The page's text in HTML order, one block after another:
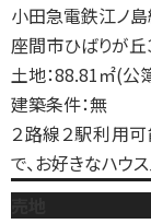
小田急電鉄江ノ
座間市ひばりが丘
土地：88.81㎡(公
建築条件：無
２路線２駅利用
で、お好きなハウ